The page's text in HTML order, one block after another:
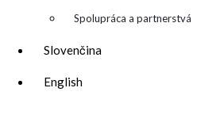
Spolupráca a partnerstvá
Slovenčina
English